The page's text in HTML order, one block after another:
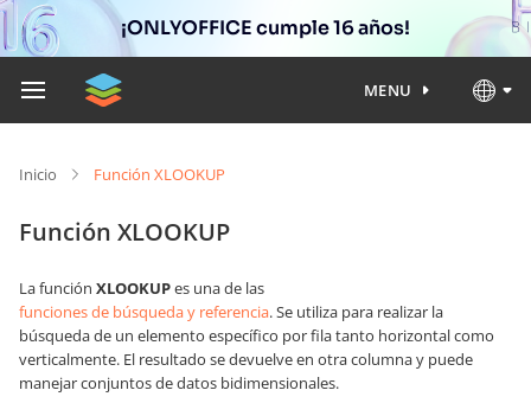
¡ONLYOFFICE cumple 16 años!
MENU
Inicio Función XLOOKUP
Función XLOOKUP
La función XLOOKUPes una de las
funciones de búsqueda y referencia. Se utiliza para realizar la
búsqueda de un elemento específico por fila tanto horizontal como
verticalmente. El resultado se devuelve en otra columna y puede
manejar conjuntos de datos bidimensionales.